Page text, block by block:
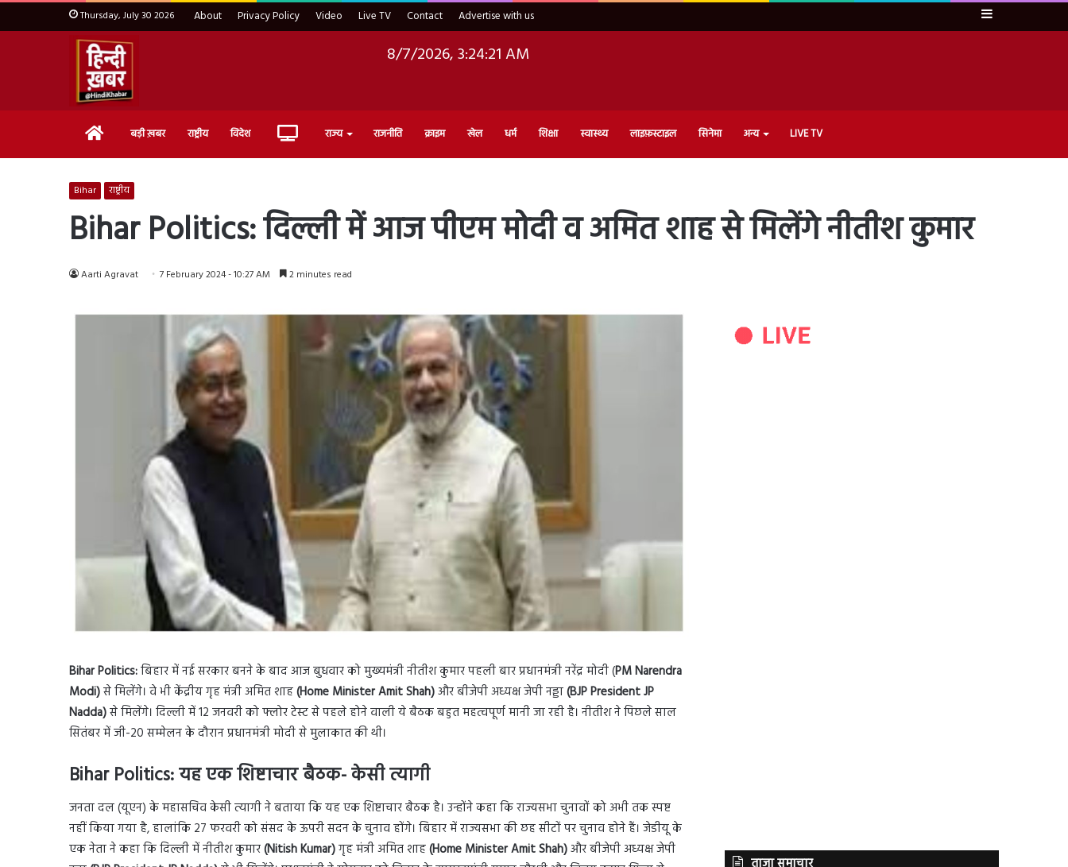
Thursday, July 30 2026 About Privacy Policy Video Live TV Contact Advertise with us Sidebar
8/7/2026, 3:24:23 AM
Home बड़ी ख़बर राष्ट्रीय विदेश Live राज्य राजनीति क्राइम खेल धर्म शिक्षा स्वास्थ्य लाइफ़स्टाइल सिनेमा अन्य LIVE TV
Bihar राष्ट्रीय
Bihar Politics: दिल्ली में आज पीएम मोदी व अमित शाह से मिलेंगे नीतीश कुमार
Aarti Agravat 7 February 2024 - 10:27 AM 2 minutes read
Bihar Politics:बिहार में नई सरकार बनने के बाद आज बुधवार को मुख्यमंत्री नीतीश कुमार पहली बार प्रधानमंत्री नरेंद्र मोदी (PM Narendra
Modi)से मिलेंगे। वे भी केंद्रीय गृह मंत्री अमित शाह(Home Minister Amit Shah)और बीजेपी अध्यक्ष जेपी नड्डा(BJP President JP
Nadda)से मिलेंगे। दिल्ली में 12 जनवरी को फ्लोर टेस्ट से पहले होने वाली ये बैठक बहुत महत्वपूर्ण मानी जा रही है। नीतीश ने पिछले साल
सितंबर में जी-20 सम्मेलन के दौरान प्रधानमंत्री मोदी से मुलाकात की थी।
Bihar Politics:यह एक शिष्टाचार बैठक- केसी त्यागी
जनता दल (यूएन) के महासचिव केसी त्यागी ने बताया कि यह एक शिष्टाचार बैठक है। उन्होंने कहा कि राज्यसभा चुनावों को अभी तक स्पष्ट
नहीं किया गया है, हालांकि 27 फरवरी को संसद के ऊपरी सदन के चुनाव होंगे। बिहार में राज्यसभा की छह सीटों पर चुनाव होने हैं। जेडीयू के
एक नेता ने कहा कि दिल्ली में नीतीश कुमार(Nitish Kumar)गृह मंत्री अमित शाह(Home Minister Amit Shah)और बीजेपी अध्यक्ष जेपी